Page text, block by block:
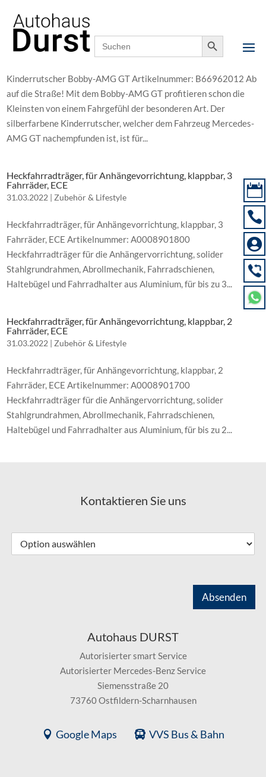
Search
for:
Search Button
Kinderrutscher Bobby-AMG GT
31.03.2022|Zubehör & Lifestyle
Kinderrutscher Bobby-AMG GT Artikelnummer: B66962012 Ab
auf die Straße! Mit dem Bobby-AMG GT profitieren schon die
Kleinsten von einem Fahrgefühl der besonderen Art. Der
silberfarbene Kinderrutscher, welcher dem Fahrzeug Mercedes-
AMG GT nachempfunden ist, ist für...
Heckfahrradträger, für Anhängevorrichtung, klappbar, 3
Fahrräder, ECE
31.03.2022 | Zubehör & Lifestyle
Heckfahrradträger, für Anhängevorrichtung, klappbar, 3
Fahrräder, ECE Artikelnummer: A0008901800
Heckfahrradträger für die Anhängervorrichtung, solider
Stahlgrundrahmen, Abrollmechanik, Fahrradschienen,
Haltebügel und Fahrradhalter aus Aluminium, für bis zu 3...
Heckfahrradträger, für Anhängevorrichtung, klappbar, 2
Fahrräder, ECE
31.03.2022 | Zubehör & Lifestyle
Heckfahrradträger, für Anhängevorrichtung, klappbar, 2
Fahrräder, ECE Artikelnummer: A0008901700
Heckfahrradträger für die Anhängervorrichtung, solider
Stahlgrundrahmen, Abrollmechanik, Fahrradschienen,
Haltebügel und Fahrradhalter aus Aluminium, für bis zu 2...
Kontaktieren Sie uns
Absenden
Autohaus DURST
Autorisierter smart Service
Autorisierter Mercedes-Benz Service
Siemensstraße 20
73760 Ostfildern-Scharnhausen
Google Maps VVS Bus & Bahn


